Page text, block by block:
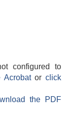
configured to
Acrobatorclick
the PDF